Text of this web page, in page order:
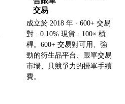
交易
成立於 2018 年 · 600+ 交易
對 · 0.10% 現貨 · 100× 槓
桿。600+ 交易對可用、強
勁的衍生品平台、跟單交易
市場、具競爭力的掛單手續
費。